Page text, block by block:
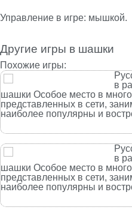
Управление в игре: мышкой.
Другие игры в шашки
Похожие игры:
в
шашки Особое место в
представленных в сети,
наиболее популярны и
в
шашки Особое место в
представленных в сети,
наиболее популярны и